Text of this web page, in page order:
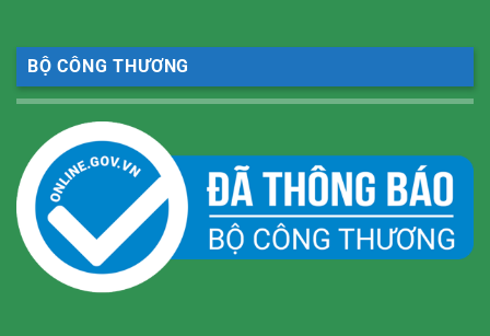
BỘ CÔNG THƯƠNG